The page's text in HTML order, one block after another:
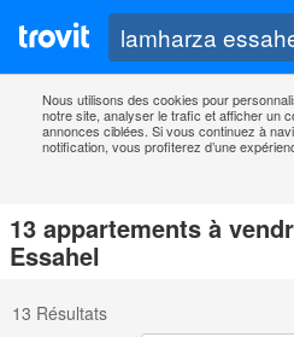
Nous utilisons des cookies pour
notre site, analyser le trafic et afficher un
annonces ciblées. Si vous continuez à
notification, vous profiterez d’une
13 appartements à
Essahel
13 Résultats